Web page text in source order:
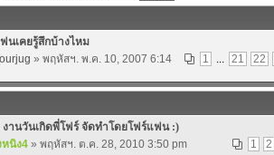
นเคยรู้สึกบ้างไหม
1
... 21 22
» พฤหัสฯ. พ.ค. 10, 2007 6:14
งานวันเกิดพี่โฟร์ จัดทำโดยโฟร์แฟน :)
1
2
นิง4 » พฤหัสฯ. ต.ค. 28, 2010 3:50 pm